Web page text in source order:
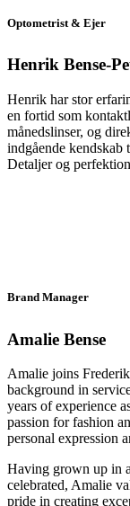
Optometrist & Ejer
Henrik Bense-
Henrik har stor
en fortid som
månedslinser, og
indgående kendskab
Detaljer og
Brand Manager
Amalie Bense
Amalie joins
background in
years of experience
passion for fashion
personal expression
Having grown up in
celebrated, Amalie
pride in creating